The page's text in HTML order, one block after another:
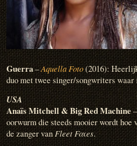
Guerra–Aquella Foto(2016):
duo met twee singer/songwriters
USA
Anaïs Mitchell & Big Red Machine
oorwurm die steeds mooier wordt
de zanger vanFleet Foxes.